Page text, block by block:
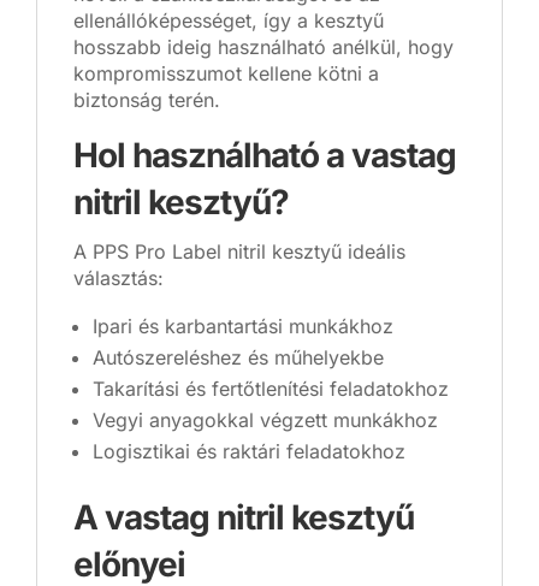
ellenállóképességet, így a kesztyű
hosszabb ideig használható anélkül, hogy
kompromisszumot kellene kötni a
biztonság terén.
Hol használható a vastag
nitril kesztyű?
A PPS Pro Label nitril kesztyű ideális
választás:
Ipari és karbantartási munkákhoz
Autószereléshez és műhelyekbe
Takarítási és fertőtlenítési feladatokhoz
Vegyi anyagokkal végzett munkákhoz
Logisztikai és raktári feladatokhoz
A vastag nitril kesztyű
előnyei